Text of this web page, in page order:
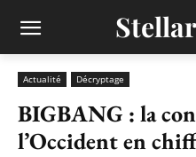
Actualité Décryptage
BIGBANG : la
l’Occident en